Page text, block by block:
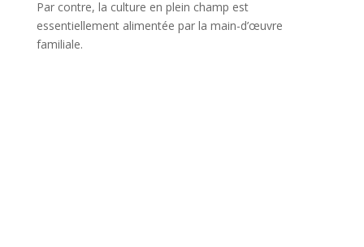
Par contre, la culture en plein champ est
essentiellement alimentée par la main-d’œuvre
familiale.